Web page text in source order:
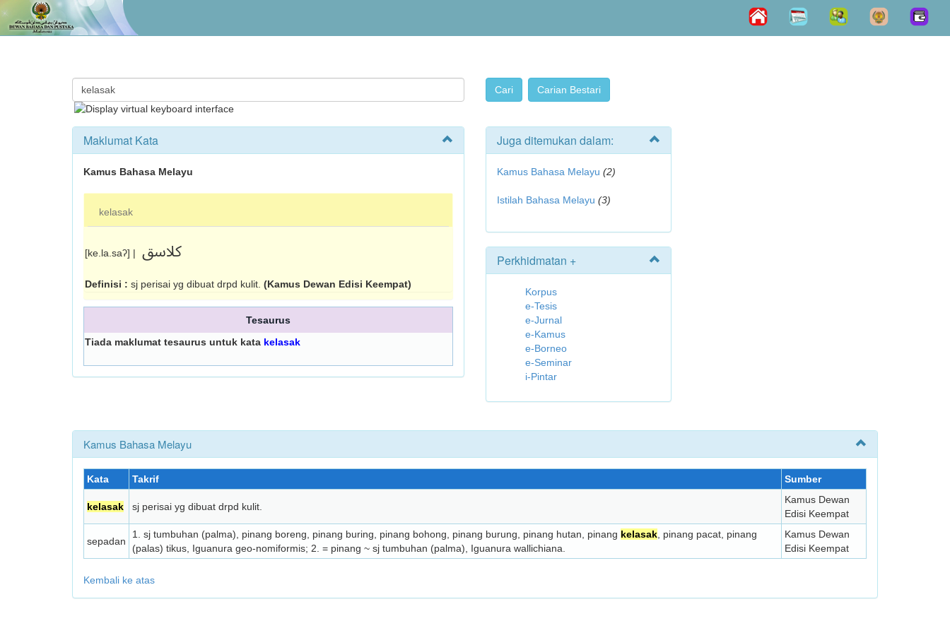
Maklumat Kata
Kamus Bahasa Melayu
kelasak
[ke.la.saʔ] | کلاسق
Definisi : sj perisai yg dibuat drpd kulit. (Kamus Dewan Edisi Keempat)
Tesaurus
Tiada maklumat tesaurus untuk kata kelasak
Juga ditemukan dalam:
Kamus Bahasa Melayu (2)
Istilah Bahasa Melayu (3)
Perkhidmatan +
Korpus
e-Tesis
e-Jurnal
e-Kamus
e-Borneo
e-Seminar
i-Pintar
Kamus Bahasa Melayu
Kata Takrif Sumber
kelasak sj perisai yg dibuat drpd kulit.
Kamus Dewan
Edisi Keempat
sepadan
1. sj tumbuhan (palma), pinang boreng, pinang buring, pinang bohong, pinang burung, pinang hutan, pinang kelasak , pinang pacat, pinang
(palas) tikus, Iguanura geo-nomiformis; 2. = pinang ~ sj tumbuhan (palma), Iguanura wallichiana.
Kamus Dewan
Edisi Keempat
Kembali ke atas